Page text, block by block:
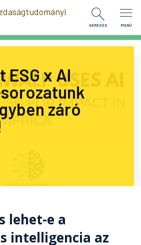
KERESÉS MENÜ
ESG x AI
záró
lehet-e a
intelligencia az